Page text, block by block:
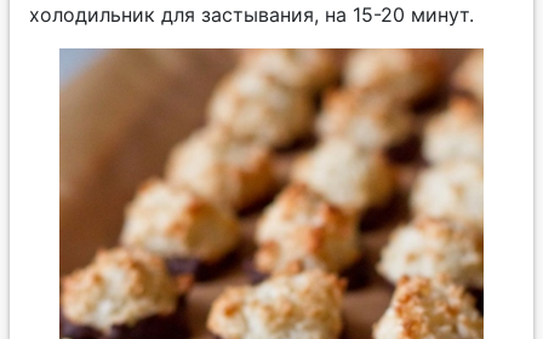
холодильник для застывания, на 15-20 минут.